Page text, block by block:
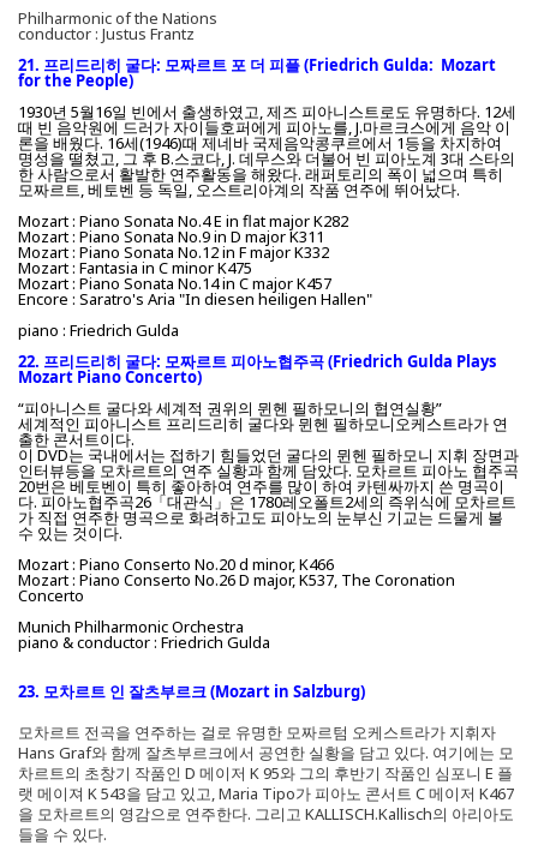
Philharmonic of the Nations
conductor : Justus Frantz
21. 프리드리히 굴다: 모짜르트 포 더 피플 (Friedrich Gulda: Mozart
for the People)
1930년 5월16일 빈에서 출생하였고, 제즈 피아니스트로도 유명하다. 12세
때 빈 음악원에 드러가 자이들호퍼에게 피아노를, J.마르크스에게 음악 이
론을 배웠다. 16세(1946)때 제네바 국제음악콩쿠르에서 1등을 차지하여
명성을 떨쳤고, 그 후 B.스코다, J. 데무스와 더불어 빈 피아노계 3대 스타의
한 사람으로서 활발한 연주활동을 해왔다. 래퍼토리의 폭이 넓으며 특히
모짜르트, 베토벤 등 독일, 오스트리아계의 작품 연주에 뛰어났다.
Mozart : Piano Sonata No.4 E in flat major K282
Mozart : Piano Sonata No.9 in D major K311
Mozart : Piano Sonata No.12 in F major K332
Mozart : Fantasia in C minor K475
Mozart : Piano Sonata No.14 in C major K457
Encore : Saratro's Aria "In diesen heiligen Hallen"
piano : Friedrich Gulda
22. 프리드리히 굴다: 모짜르트 피아노협주곡 (Friedrich Gulda Plays
Mozart Piano Concerto)
“피아니스트 굴다와 세계적 권위의 뮌헨 필하모니의 협연실황”
세계적인 피아니스트 프리드리히 굴다와 뮌헨 필하모니오케스트라가 연
출한 콘서트이다.
이 DVD는 국내에서는 접하기 힘들었던 굴다의 뮌헨 필하모니 지휘 장면과
인터뷰등을 모차르트의 연주 실황과 함께 담았다. 모차르트 피아노 협주곡
20번은 베토벤이 특히 좋아하여 연주를 많이 하여 카텐싸까지 쓴 명곡이
다. 피아노협주곡26「대관식」은 1780레오폴트2세의 즉위식에 모차르트
가 직접 연주한 명곡으로 화려하고도 피아노의 눈부신 기교는 드물게 볼
수 있는 것이다.
Mozart : Piano Conserto No.20 d minor, K466
Mozart : Piano Conserto No.26 D major, K537, The Coronation
Concerto
Munich Philharmonic Orchestra
piano & conductor : Friedrich Gulda
23. 모차르트 인 잘츠부르크 (Mozart in Salzburg)
모차르트 전곡을 연주하는 걸로 유명한 모짜르텀 오케스트라가 지휘자
Hans Graf와 함께 잘츠부르크에서 공연한 실황을 담고 있다. 여기에는 모
차르트의 초창기 작품인 D 메이저 K 95와 그의 후반기 작품인 심포니 E 플
랫 메이져 K 543을 담고 있고, Maria Tipo가 피아노 콘서트 C 메이저 K467
을 모차르트의 영감으로 연주한다. 그리고 KALLISCH.Kallisch의 아리아도
들을 수 있다.